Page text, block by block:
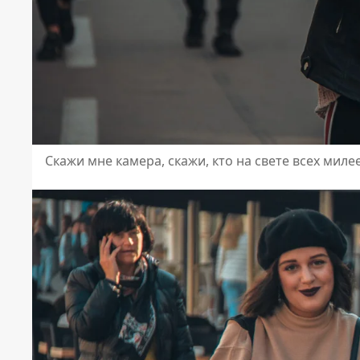
Скажи мне камера, скажи, кто на свете всех